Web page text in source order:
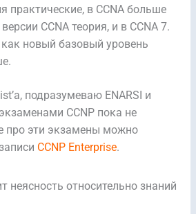
практические, в CCNA больше
CCNA теория, и в CCNA 7.
новый базовый уровень
подразумеваю ENARSI и
CCNP пока не
про эти экзамены можно
CCNP Enterprise.
неясность относительно знаний